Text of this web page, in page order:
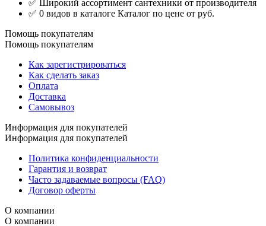
✅ Широкий ассортимент сантехники от производителя
✅ 0 видов в каталоге Каталог по цене от руб.
Помощь покупателям
Помощь покупателям
Как зарегистрироваться
Как сделать заказ
Оплата
Доставка
Самовывоз
Информация для покупателей
Информация для покупателей
Политика конфиденциальности
Гарантия и возврат
Часто задаваемые вопросы (FAQ)
Договор оферты
О компании
О компании